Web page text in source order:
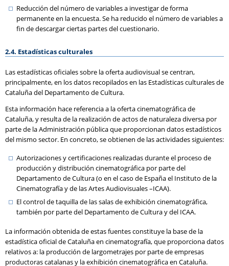
Reducción del número de variables a investigar de forma
permanente en la encuesta. Se ha reducido el número de variables a
fin de descargar ciertas partes del cuestionario.
2.4. Estadísticas culturales
Las estadísticas oficiales sobre la oferta audiovisual se centran,
principalmente, en los datos recopilados en las Estadísticas culturales de
Cataluña del Departamento de Cultura.
Esta información hace referencia a la oferta cinematográfica de
Cataluña, y resulta de la realización de actos de naturaleza diversa por
parte de la Administración pública que proporcionan datos estadísticos
del mismo sector. En concreto, se obtienen de las actividades siguientes:
Autorizaciones y certificaciones realizadas durante el proceso de
producción y distribución cinematográfica por parte del
Departamento de Cultura (o en el caso de España el Instituto de la
Cinematografía y de las Artes Audiovisuales –ICAA).
El control de taquilla de las salas de exhibición cinematográfica,
también por parte del Departamento de Cultura y del ICAA.
La información obtenida de estas fuentes constituye la base de la
estadística oficial de Cataluña en cinematografía, que proporciona datos
relativos a: la producción de largometrajes por parte de empresas
productoras catalanas y la exhibición cinematográfica en Cataluña.